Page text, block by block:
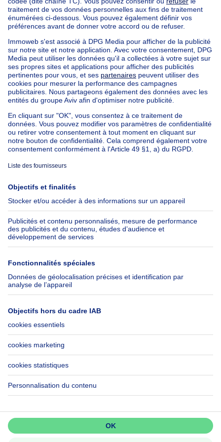
Immeuble à appartements à vendre
Maison Bel-étage à vendre
Bien exceptionnel à vendre
Ferme à vendre
Bungalow à vendre
Chalet à vendre
Château à vendre
Maison de campagne à vendre
Immeuble mixte à vendre
Autres biens à vendre
Manoir à vendre
Nos maisons hors de la Belgique
Maison à vendre France
Maison à vendre Espagne
Maison à vendre Italie
Maison à vendre Luxembourg
Maison à vendre Pays-bas
À propos
Immoweb
Presse
Emplois
Groupe Axel Springer
SeLoger.com
Immowelt.de
Outils
Belfius
Assurances
Check-list déménagement
Aide
FAQ
Accessibilité
Contactez-nous
Suivez-nous
LinkedIn
Immoweb SA © 2026 - Tous droits réservés
Conditions d'utilisation Gestion des cookies
Vie privée
Règles de fonctionnement et de classement
3044 -